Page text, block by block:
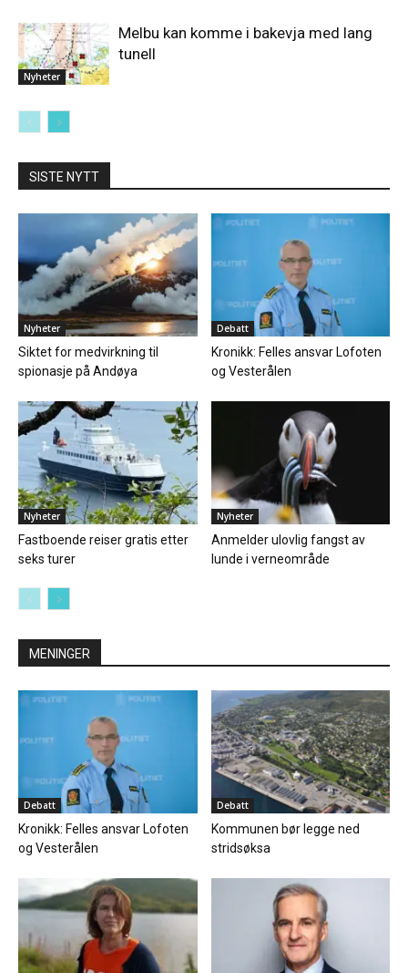
Nyheter
Melbu kan komme i bakevja med lang
tunell
SISTE NYTT
Nyheter
Siktet for medvirkning til
spionasje på Andøya
Debatt
Kronikk: Felles ansvar Lofoten
og Vesterålen
Nyheter
Fastboende reiser gratis etter
seks turer
Nyheter
Anmelder ulovlig fangst av
lunde i verneområde
MENINGER
Debatt
Kronikk: Felles ansvar Lofoten
og Vesterålen
Debatt
Kommunen bør legge ned
stridsøksa